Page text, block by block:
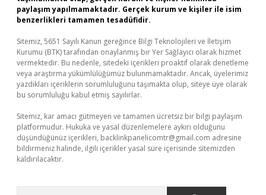
paylaşım yapılmamaktadır. Gerçek kurum ve kişiler ile isim
benzerlikleri tamamen tesadüfidir.
Sitemiz, 5651 Sayılı Kanun gereğince Bilgi Teknolojileri ve İletişim
Kurumu (BTK) tarafından onaylanmış bir Yer Sağlayıcı olarak hizmet
vermektedir. Bu nedenle, sitedeki içerikleri proaktif olarak denetleme
veya araştırma yükümlülüğümüz bulunmamaktadır. Ancak, üyelerimiz
yazdıkları içeriklerin sorumluluğunu taşımakta olup, siteye üye olarak
bu sorumluluğu kabul etmiş sayılırlar.
Sitemiz, kar amacı gütmeyen ve tamamen ücretsiz bir bilgi paylaşım
platformudur. Hukuka ve yasal düzenlemelere aykırı olduğunu
düşündüğünüz içerikleri, backlinkpanelicomtr@gmail.com adresine
bildirmeniz halinde, ilgili içerikler yasal süre içerisinde sitemizden
kaldırılacaktır.